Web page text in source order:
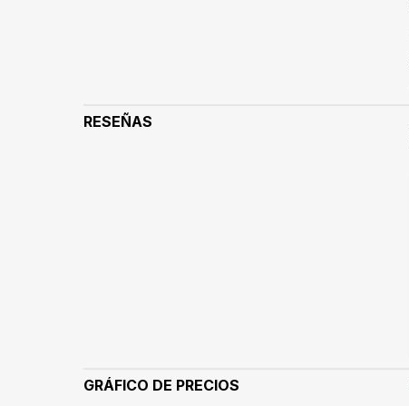
RESEÑAS
GRÁFICO DE PRECIOS